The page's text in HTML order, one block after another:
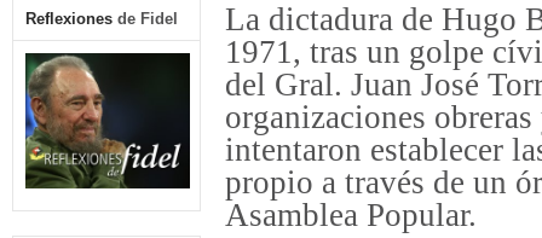
Reflexiones de Fidel
La dictadura de Hugo
1971, tras un golpe
del Gral. Juan José
organizaciones
intentaron establecer
propio a través de un
Asamblea Popular.